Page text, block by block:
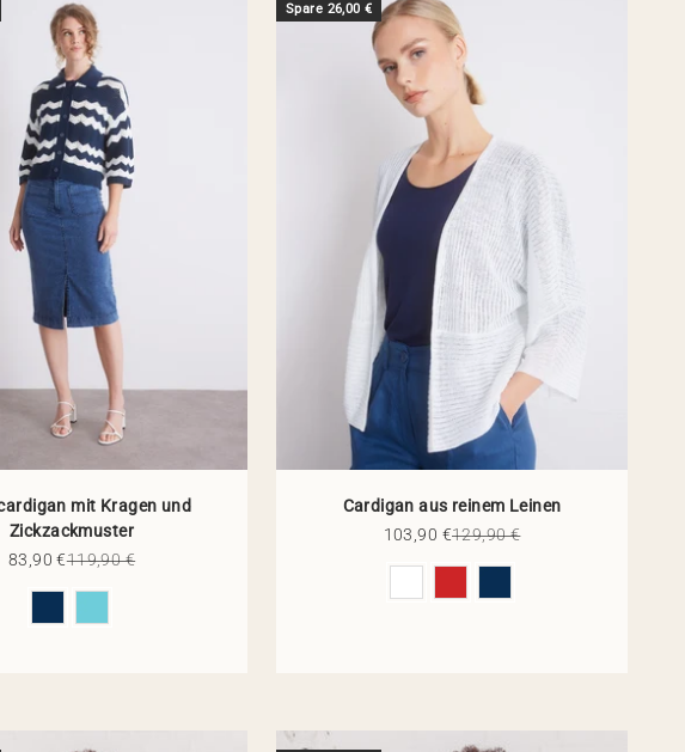
mit Kragen und
Zickzackmuster
Angebot
83,90 €Regulärer Preis
119,90 €
Spare 26,00 €
Cardigan aus reinem Leinen
Angebot
103,90 €Regulärer Preis
129,90 €